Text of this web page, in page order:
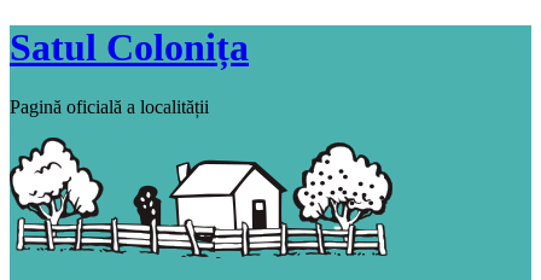
Satul Colonița
Pagină oficială a localității